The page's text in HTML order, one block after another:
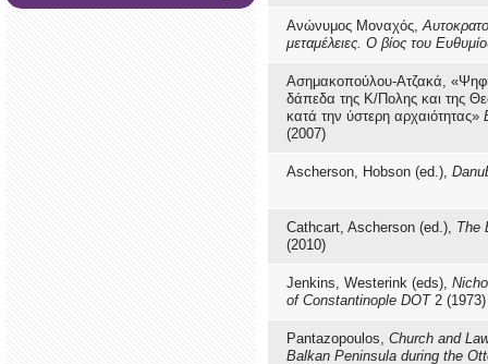
Ανώνυμος Μοναχός,
μεταμέλειες. Ο βίος του
Ασημακοπούλου-Ατζακά,
δάπεδα της Κ/Πολης και της
κατά την ύστερη αρχαιότητας»
(2007)
Ascherson, Hobson (ed.),
Cathcart, Ascherson (ed.), The
(2010)
Jenkins, Westerink (eds),
of Constantinople DOT2 (1973)
Pantazopoulos, Church and
Balkan Peninsula during the